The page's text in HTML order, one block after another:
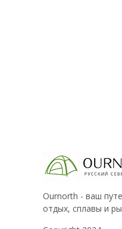
Ournorth - ваш
отдых, сплавы и